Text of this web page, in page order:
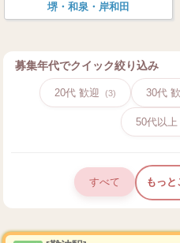
堺・和泉・岸和田
募集年代でクイック絞り込み
20代 歓迎 (3) 30代
50代以上
すべて もっ